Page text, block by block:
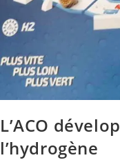
L’ACO
l’hydrogène